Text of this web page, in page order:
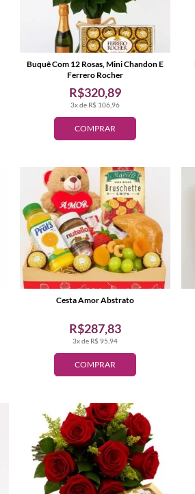
COMPRAR
3x de R$ 106,96
R$320,89
Buquê Com 12 Rosas, Mini Chandon E
Ferrero Rocher
COMPRAR
3x de R$ 95,94
R$287,83
Cesta Amor Abstrato